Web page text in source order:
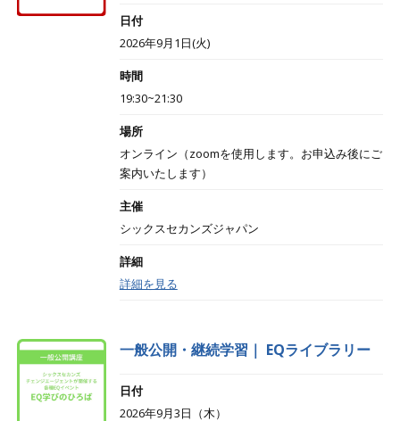
日付
2026年9月1日(火)
時間
19:30~21:30
場所
オンライン（zoomを使用します。お申込み後にご
案内いたします）
主催
シックスセカンズジャパン
詳細
詳細を見る
一般公開・継続学習｜ EQライブラリー
日付
2026年9月3日（木）